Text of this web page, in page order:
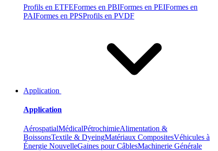
Profils en ETFEFormes en PBIFormes en PEIFormes en
PAIFormes en PPSProfils en PVDF
Application
Application
AérospatialMédicalPétrochimieAlimentation &
BoissonsTextile & DyeingMatériaux CompositesVéhicules à
Énergie NouvelleGaines pour CâblesMachinerie Générale